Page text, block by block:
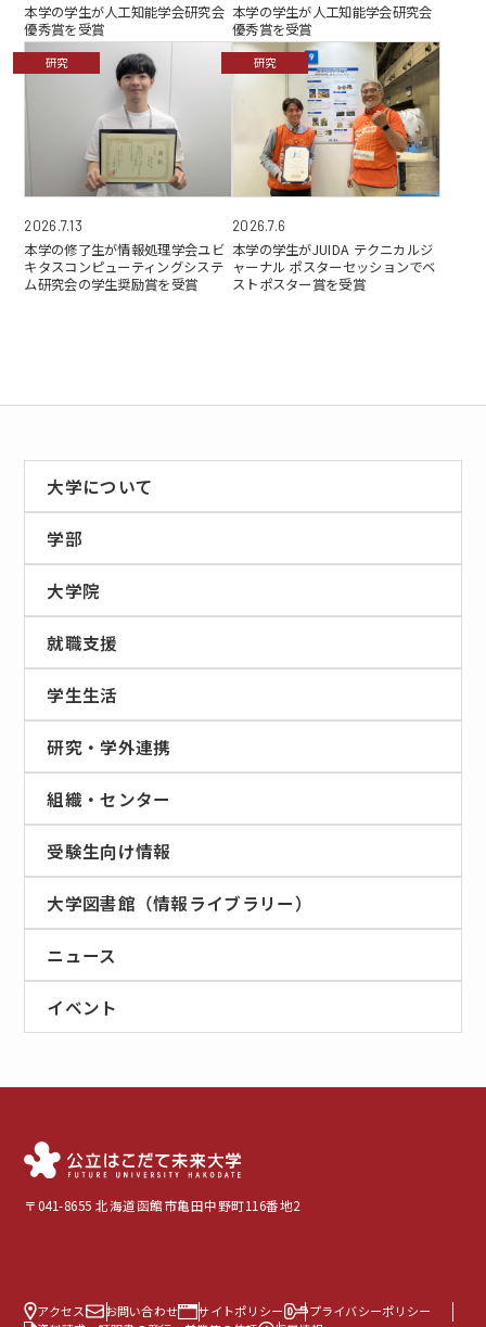
本学の学生が人工知能学会研究会
優秀賞を受賞
本学の学生が人工知能学会研究会
優秀賞を受賞
研究
2026.7.13
本学の修了生が情報処理学会ユビ
キタスコンピューティングシステ
ム研究会の学生奨励賞を受賞
研究
2026.7.6
本学の学生がJUIDA テクニカルジ
ャーナル ポスターセッションでベ
ストポスター賞を受賞
大学について
学部
大学院
就職支援
学生生活
研究・学外連携
組織・センター
受験生向け情報
大学図書館（情報ライブラリー）
ニュース
イベント
〒041-8655 北海道函館市亀田中野町116番地2
アクセス お問い合わせ サイトポリシー
プライバシーポリシー